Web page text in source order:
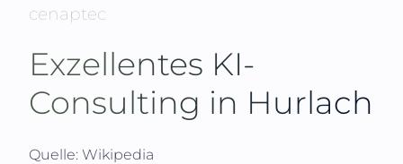
cenaptec
Exzellentes KI-
Consulting in Hurlach
Quelle: Wikipedia